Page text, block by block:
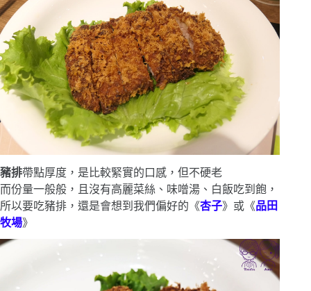
豬排帶點厚度，是比較緊實的口感，但不硬老
而份量一般般，且沒有高麗菜絲、味噌湯、白飯吃到飽，
所以要吃豬排，還是會想到我們偏好的《杏子》或《品田
牧場》